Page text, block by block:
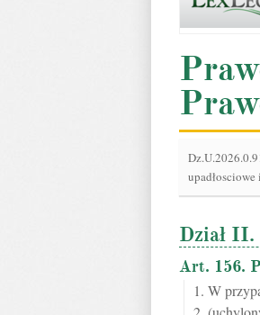
upadłosciowe
Dział II.
Art. 156.
1. W